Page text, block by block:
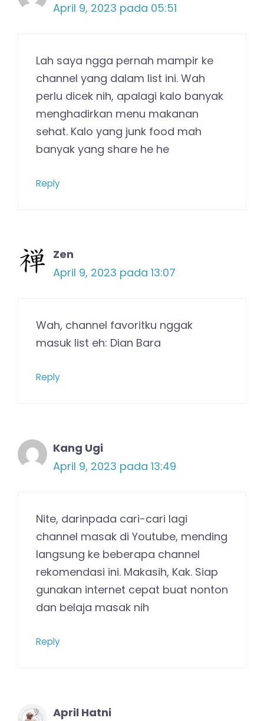
April 9, 2023 pada 05:51
Lah saya ngga pernah mampir ke
channel yang dalam list ini. Wah
perlu dicek nih, apalagi kalo banyak
menghadirkan menu makanan
sehat. Kalo yang junk food mah
banyak yang share he he
Reply
Zen
April 9, 2023 pada 13:07
Wah, channel favoritku nggak
masuk list eh: Dian Bara
Reply
Kang Ugi
April 9, 2023 pada 13:49
Nite, darinpada cari-cari lagi
channel masak di Youtube, mending
langsung ke beberapa channel
rekomendasi ini. Makasih, Kak. Siap
gunakan internet cepat buat nonton
dan belaja masak nih
Reply
April Hatni